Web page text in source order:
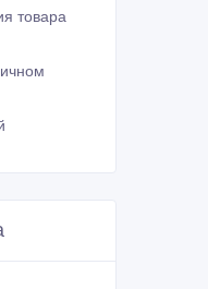
товара